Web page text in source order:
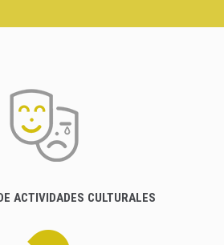
ACTIVIDADES CULTURALES